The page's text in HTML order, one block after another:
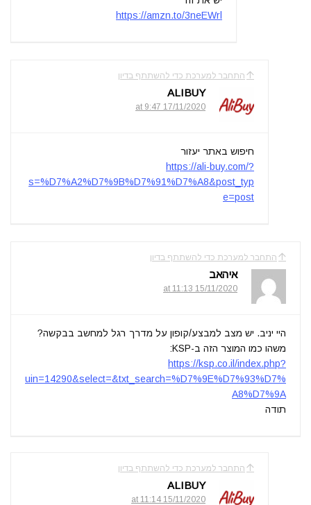
https://amzn.to/3neEWrl
התחבר למערכת כדי להשתתף בדיון
ALIBUY
17/11/2020 at 9:47
חיפוש באתר יעזור
https://ali-buy.com/?
s=%D7%A2%D7%9B%D7%91%D7%A8&post_typ
e=post
התחבר למערכת כדי להשתתף בדיון
איהאב
15/11/2020 at 11:13
היי יניב. יש מצב למבצע/קופון על מדרך רגל למחשב בבקשה?
משהו כמו המוצר הזה ב-KSP:
https://ksp.co.il/index.php?
uin=14290&select=&txt_search=%D7%9E%D7%93%D7%
A8%D7%9A
תודה
התחבר למערכת כדי להשתתף בדיון
ALIBUY
15/11/2020 at 11:14